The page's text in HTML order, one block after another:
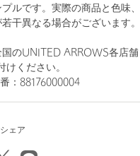
ルです。実際の商品と色味、
干異なる場合がございます。
のUNITED ARROWS各店舗
ください。
：88176000004
ェア